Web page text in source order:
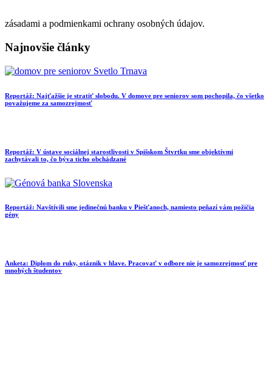
zásadami a podmienkami ochrany osobných údajov.
Najnovšie články
Reportáž: Najťažšie je stratiť slobodu. V domove pre seniorov som pochopila, čo všetko
považujeme za samozrejmosť
Reportáž: V ústave sociálnej starostlivosti v Spišskom Štvrtku sme objektívmi
zachytávali to, čo býva ticho obchádzané
Reportáž: Navštívili sme jedinečnú banku v Piešťanoch, namiesto peňazí vám požičia
gény
Anketa: Diplom do ruky, otáznik v hlave. Pracovať v odbore nie je samozrejmosť pre
mnohých študentov